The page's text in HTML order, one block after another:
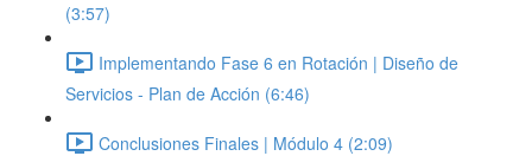
(3:57)
Implementando Fase 6 en Rotación | Diseño de
Servicios - Plan de Acción (6:46)
Conclusiones Finales | Módulo 4 (2:09)